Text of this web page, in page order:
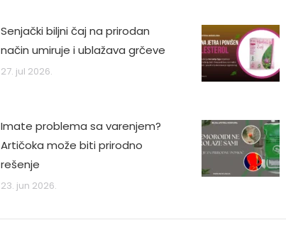
Senjački biljni čaj na prirodan
način umiruje i ublažava grčeve
27. jul 2026.
Imate problema sa varenjem?
Artičoka može biti prirodno
rešenje
23. jun 2026.